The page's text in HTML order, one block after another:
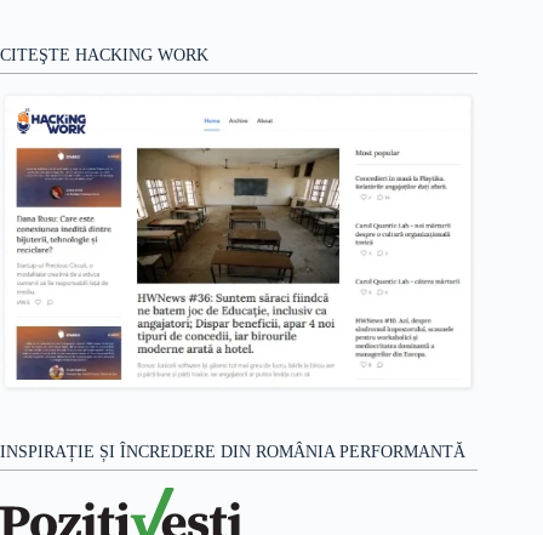
CITEŞTE HACKING WORK
INSPIRAȚIE ȘI ÎNCREDERE DIN ROMÂNIA PERFORMANTĂ